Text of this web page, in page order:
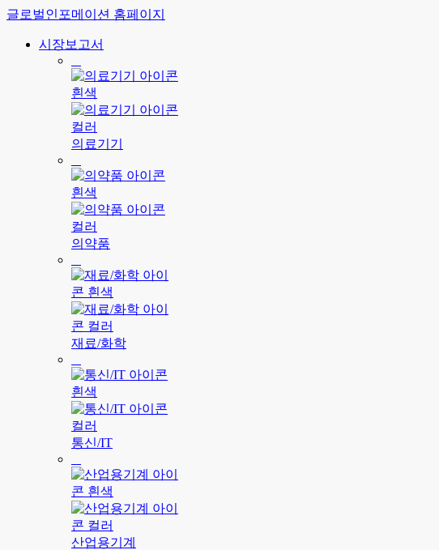
글로벌인포메이션 홈페이지
시장보고서
의료기기
의약품
재료/화학
통신/IT
산업용기계